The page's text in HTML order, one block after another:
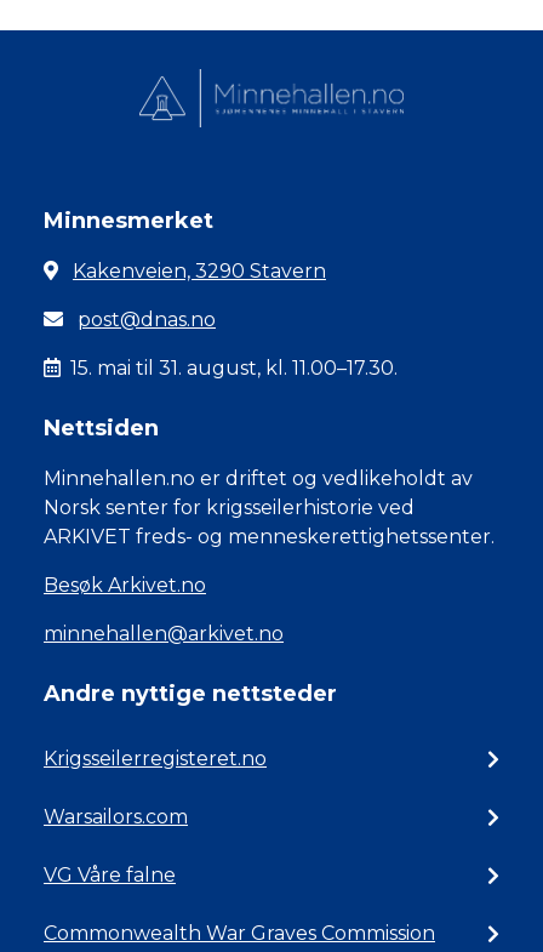
Minnesmerket
Kakenveien, 3290 Stavern
post@dnas.no
15. mai til 31. august, kl. 11.00–17.30.
Nettsiden
Minnehallen.no er driftet og vedlikeholdt av
Norsk senter for krigsseilerhistorie ved
ARKIVET freds- og menneskerettighetssenter.
Besøk Arkivet.no
minnehallen@arkivet.no
Andre nyttige nettsteder
Krigsseilerregisteret.no
Warsailors.com
VG Våre falne
Commonwealth War Graves Commission